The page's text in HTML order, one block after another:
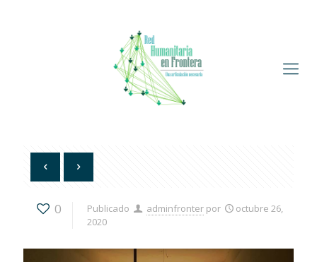
0 Publicado adminfronter por
octubre 26,
2020